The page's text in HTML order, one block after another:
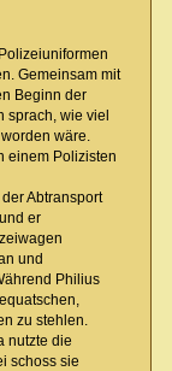
Gemeinsam mit
Beginn der
sprach, wie viel
wäre.
einem Polizisten
Abtransport
er
und
Philius
zu stehlen.
nutzte die
schoss sie